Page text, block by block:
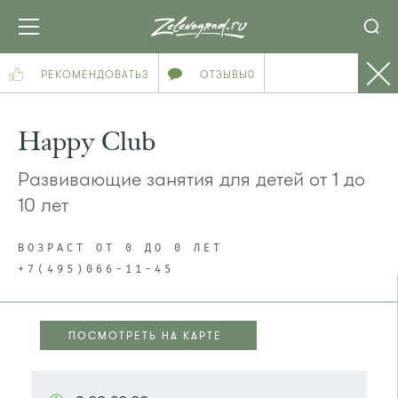
РЕКОМЕНДОВАТЬ3 ОТЗЫВЫ0
Happy Сlub
Развивающие занятия для детей от 1 до
10 лет
ВОЗРАСТ ОТ 0 ДО 0 ЛЕТ
+7(495)066-11-45
ПОСМОТРЕТЬ НА КАРТЕ